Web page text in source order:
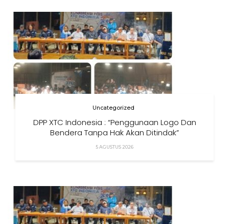
Uncategorized
DPP XTC Indonesia : “Penggunaan Logo Dan
Bendera Tanpa Hak Akan Ditindak”
5 AGUSTUS 2026